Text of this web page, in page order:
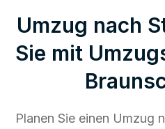
Umzug nach
Sie mit
Planen Sie einen Umzug